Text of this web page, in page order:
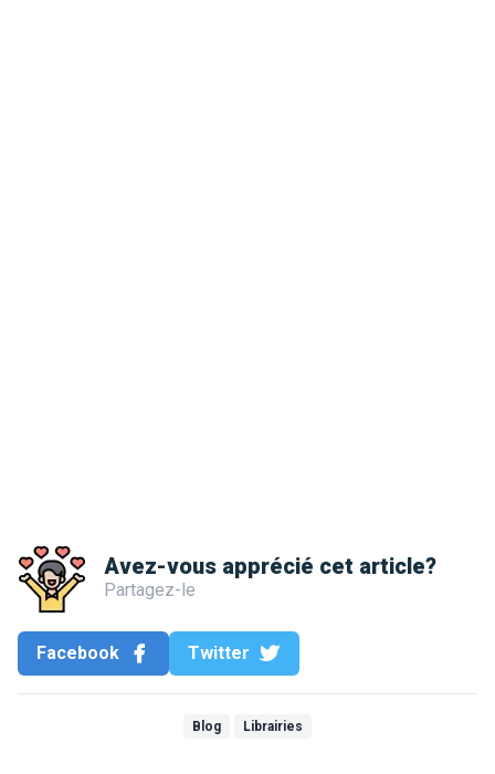
Avez-vous apprécié cet article?
Partagez-le
Facebook Twitter
Blog Librairies